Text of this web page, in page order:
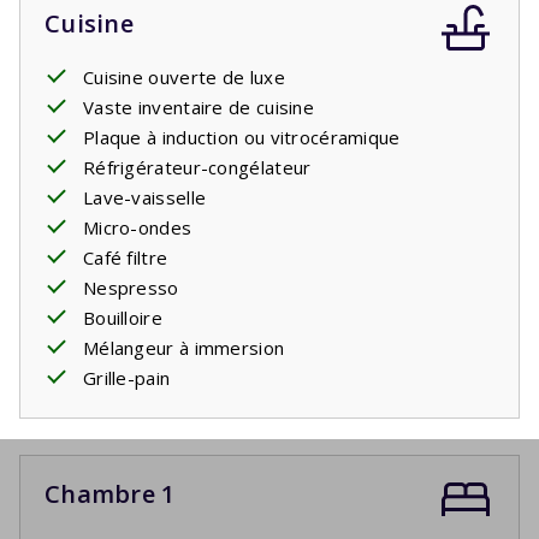
Cuisine
Cuisine ouverte de luxe
Vaste inventaire de cuisine
Plaque à induction ou vitrocéramique
Réfrigérateur-congélateur
Lave-vaisselle
Micro-ondes
Café filtre
Nespresso
Bouilloire
Mélangeur à immersion
Grille-pain
Chambre 1